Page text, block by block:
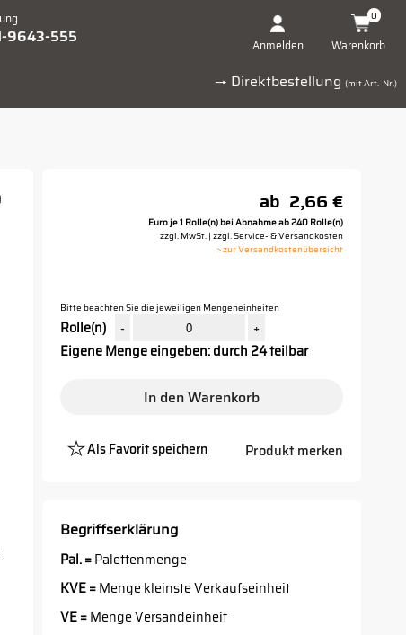
9643-555 Anmelden Warenkorb
0
→ Direktbestellung (mit Art.-Nr.)
ab 2,66 €
Euro je 1 Rolle(n) bei Abnahme ab 240 Rolle(n)
zzgl. MwSt. | zzgl. Service- & Versandkosten
> zur Versandkostenübersicht
Bitte beachten Sie die jeweiligen Mengeneinheiten
Rolle(n) - +
Eigene Menge eingeben: durch 24 teilbar
In den Warenkorb
Als Favorit speichern
Platzhalter
Produkt merken
Begriffserklärung
Pal. =Palettenmenge
KVE =Menge kleinste Verkaufseinheit
VE =Menge Versandeinheit